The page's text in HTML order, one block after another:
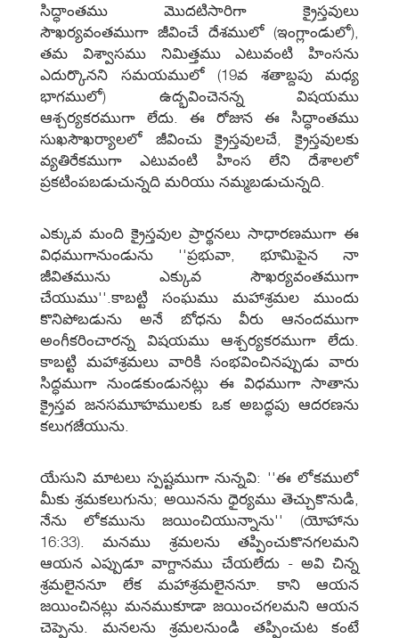
సిద్ధాంతము మొదటిసారిగా క్రైస్తవులు
సౌఖర్యవంతముగా జీవించే దేశములో (ఇంగ్లాండులో),
తమ విశ్వాసము నిమిత్తము ఎటువంటి హింసను
ఎదుర్కొనని సమయములో (19వ శతాబ్దపు మధ్య
భాగములో) ఉద్భవించెనన్న విషయము
ఆశ్చర్యకరముగా లేదు. ఈ రోజున ఈ సిద్ధాంతము
సుఖసౌఖర్యాలలో జీవించు క్రైస్తవులచే, క్రైస్తవులకు
వ్యతిరేకముగా ఎటువంటి హింస లేని దేశాలలో
ప్రకటింపబడుచున్నది మరియు నమ్మబడుచున్నది.
ఎక్కువ మంది క్రైస్తవుల ప్రార్థనలు సాధారణముగా ఈ
విధముగానుండును ''ప్రభువా, భూమిపైన నా
జీవితమును ఎక్కువ సౌఖర్యవంతముగా
చేయుము''.కాబట్టి సంఘము మహాశ్రమల ముందు
కొనిపోబడును అనే బోధను వీరు ఆనందముగా
అంగీకరించారన్న విషయము ఆశ్చర్యకరముగా లేదు.
కాబట్టి మహాశ్రమలు వారికి సంభవించినప్పుడు వారు
సిద్ధముగా నుండకుండునట్లు ఈ విధముగా సాతాను
క్రైస్తవ జనసమూహములకు ఒక అబద్ధపు ఆదరణను
కలుగజేయును.
యేసుని మాటలు స్పష్టముగా నున్నవి: ''ఈ లోకములో
మీకు శ్రమకలుగును; అయినను ధైర్యము తెచ్చుకొనుడి,
నేను లోకమును జయించియున్నాను'' (యోహాను
16:33). మనము శ్రమలను తప్పించుకొనగలమని
ఆయన ఎప్పుడూ వాగ్దానము చేయలేదు - అవి చిన్న
శ్రమలైననూ లేక మహాశ్రమలైననూ. కాని ఆయన
జయించినట్లు మనముకూడా జయించగలమని ఆయన
చెప్పెను. మనలను శ్రమలనుండి తప్పించుట కంటే